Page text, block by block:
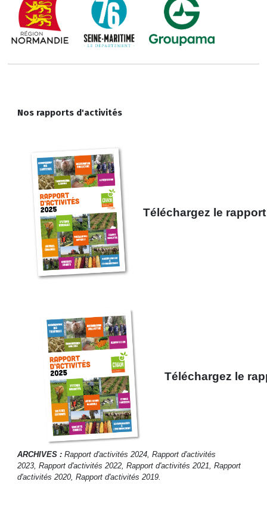
Nos rapports d'activités
Téléchargez le
Téléchargez le
ARCHIVES : Rapport d'activités 2024, Rapport d'activités
2023, Rapport d'activités 2022, Rapport d'activités 2021, Rapport
d'activités 2020, Rapport d'activités 2019.